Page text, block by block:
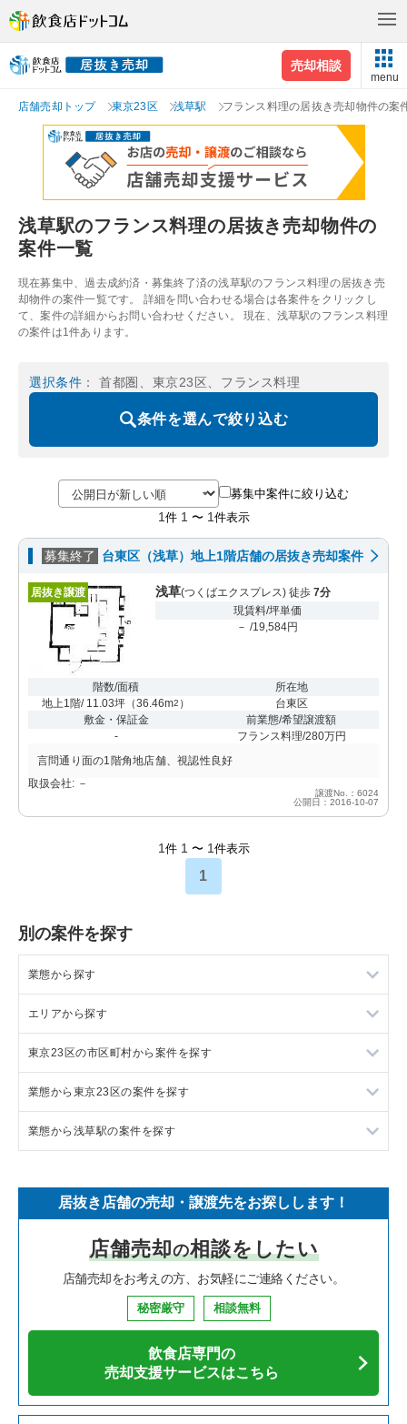
売却相談
menu
店舗売却トップ 東京23区 浅草駅 フランス料理の居抜き売却物件の案
浅草駅のフランス料理の居抜き売却物件の
案件一覧
現在募集中、過去成約済・募集終了済の浅草駅のフランス料理の居抜き売
却物件の案件一覧です。 詳細を問い合わせる場合は各案件をクリックし
て、案件の詳細からお問い合わせください。 現在、浅草駅のフランス料理
の案件は1件あります。
選択条件 ： 首都圏、東京23区、フランス料理
条件を選んで絞り込む
募集中案件に絞り込む
1 件 1 〜 1 件表示
募集終了 台東区（浅草）地上1階店舗の居抜き売却案件
居抜き譲渡 浅草(つくばエクスプレス) 徒歩 7分
現賃料/坪単価
－ /19,584円
階数/面積
地上1階/ 11.03坪 （36.46m2 ）
所在地
台東区
敷金・保証金
-
前業態/希望譲渡額
フランス料理/280万円
言問通り面の1階角地店舗、視認性良好
取扱会社: －
譲渡No.：6024
公開日：2016-10-07
1 件 1 〜 1 件表示
1
別の案件を探す
業態から探す
ラーメンの居抜き売却物件の案件一覧
フランス料理の居抜き売却物件の案件一覧
イタリア料理の居抜き売却物件の案件一覧
中華の居抜き売却物件の案件一覧
寿司の居抜き売却物件の案件一覧
焼肉の居抜き売却物件の案件一覧
鉄板焼き・お好み焼の居抜き売却物件の案件一覧
カフェの居抜き売却物件の案件一覧
テイクアウトの居抜き売却物件の案件一覧
エリアから探す
東京23区の飲食店の居抜き売却物件の案件一覧
東京都下の飲食店の居抜き売却物件の案件一覧
千葉県の飲食店の居抜き売却物件の案件一覧
神奈川県の飲食店の居抜き売却物件の案件一覧
大阪府の飲食店の居抜き売却物件の案件一覧
兵庫県の飲食店の居抜き売却物件の案件一覧
愛知県の飲食店の居抜き売却物件の案件一覧
岐阜県の飲食店の居抜き売却物件の案件一覧
東京23区の市区町村から案件を探す
目黒区の飲食店の居抜き売却物件の案件一覧
渋谷区の飲食店の居抜き売却物件の案件一覧
新宿区の飲食店の居抜き売却物件の案件一覧
葛飾区の飲食店の居抜き売却物件の案件一覧
中央区の飲食店の居抜き売却物件の案件一覧
千代田区の飲食店の居抜き売却物件の案件一覧
港区の飲食店の居抜き売却物件の案件一覧
業態から東京23区の案件を探す
東京23区のラーメンの居抜き売却物件の案件一覧
東京23区のイタリア料理の居抜き売却物件の案件一覧
東京23区の中華の居抜き売却物件の案件一覧
東京23区のそば・うどんの居抜き売却物件の案件一覧
東京23区の焼肉の居抜き売却物件の案件一覧
東京23区の鉄板焼き・お好み焼の居抜き売却物件の案件一覧
業態から浅草駅の案件を探す
浅草駅のフランス料理の居抜き売却物件の案件一覧
浅草駅のイタリア料理の居抜き売却物件の案件一覧
浅草駅の中華の居抜き売却物件の案件一覧
浅草駅の寿司の居抜き売却物件の案件一覧
浅草駅の焼肉の居抜き売却物件の案件一覧
居抜き店舗の売却・譲渡先をお探しします！
店舗売却の相談をしたい
店舗売却をお考えの方、お気軽にご連絡ください。
秘密厳守 相談無料
飲食店専門の
売却支援サービスはこちら